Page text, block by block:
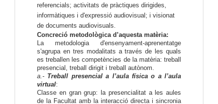
referencials; activitats de pràctiques dirigides,
informàtiques i d'expressió audiovisual; i visionat
de documents audiovisuals.
Concreció metodològica d’aquesta matèria:
La metodologia d'ensenyament-aprenentatge
s'agrupa en tres modalitats a través de les quals
es treballen les competències de la matèria: treball
presencial, treball dirigit i treball autònom.
a.- Treball presencial a l’aula física o a l’aula
virtual:
Classe en gran grup: la presencialitat a les aules
de la Facultat amb la interacció directa i sincronia